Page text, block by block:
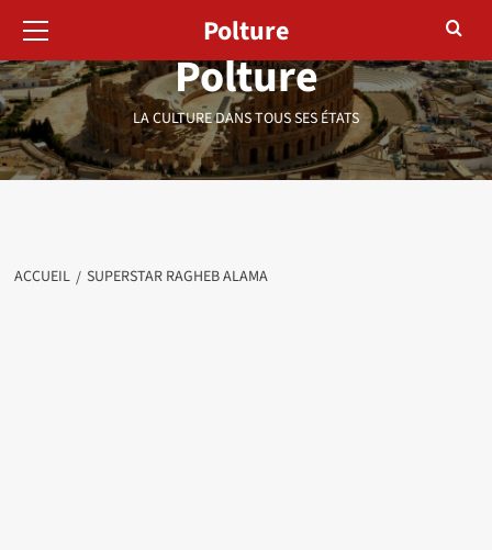
contenu
Polture
LA CULTURE DANS TOUS SES ÉTATS
principal
Polture
ACCUEIL SUPERSTAR RAGHEB ALAMA